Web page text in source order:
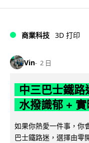
商業科技 3D 打印
Vin 2 日
中三巴士鐵路
水撥識郁 +
如果你熱愛一件事，你
巴士鐵路迷，選擇由零